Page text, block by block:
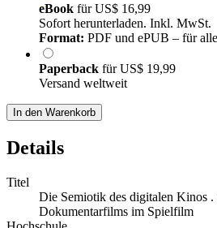
eBook fürUS$ 16,99
Sofort herunterladen. Inkl. MwSt.
Format: PDF und ePUB – für
Paperback fürUS$ 19,99
Versand weltweit
In den Warenkorb
Details
Titel
Die Semiotik des digitalen Kinos
Dokumentarfilms im Spielfilm